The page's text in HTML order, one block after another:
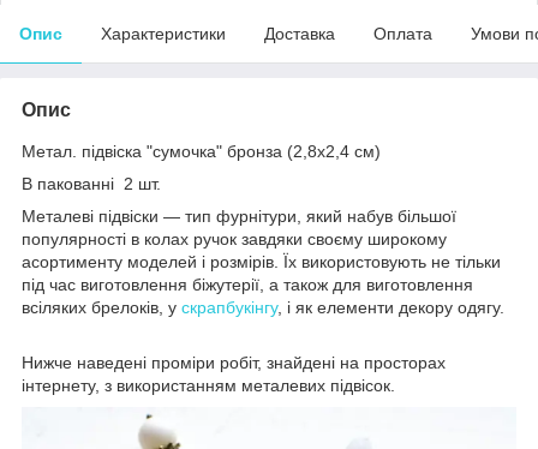
Опис Характеристики Доставка Оплата Умови
Опис
Метал. підвіска "сумочка" бронза (2,8х2,4 см)
В пакованні 2 шт.
Металеві підвіски — тип фурнітури, який набув більшої
популярності в колах ручок завдяки своєму широкому
асортименту моделей і розмірів. Їх використовують не тільки
під час виготовлення біжутерії, а також для виготовлення
всіляких брелоків, у скрапбукінгу, і як елементи декору одягу.
Нижче наведені проміри робіт, знайдені на просторах
інтернету, з використанням металевих підвісок.